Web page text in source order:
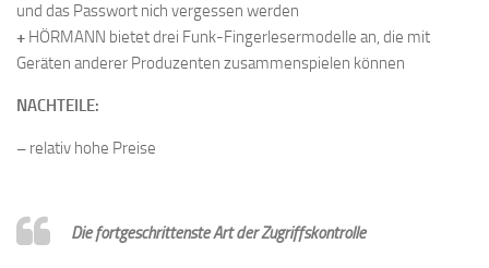
und das Passwort nich vergessen werden
+ HÖRMANN bietet drei Funk-Fingerlesermodelle an, die mit
Geräten anderer Produzenten zusammenspielen können
NACHTEILE:
– relativ hohe Preise
Die fortgeschrittenste Art der Zugriffskontrolle